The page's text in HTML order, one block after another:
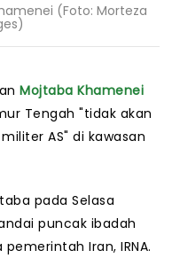
(Foto: Morteza
Mojtaba Khamenei
Tengah "tidak akan
AS" di kawasan
pada Selasa
puncak ibadah
Iran, IRNA.